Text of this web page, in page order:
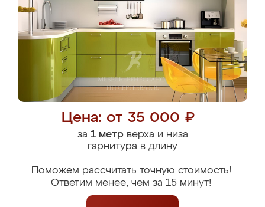
Цена: от 35 000 ₽
за 1 метрверха и низа
гарнитура в длину
Поможем рассчитать точную стоимость!
Ответим менее, чем за 15 минут!